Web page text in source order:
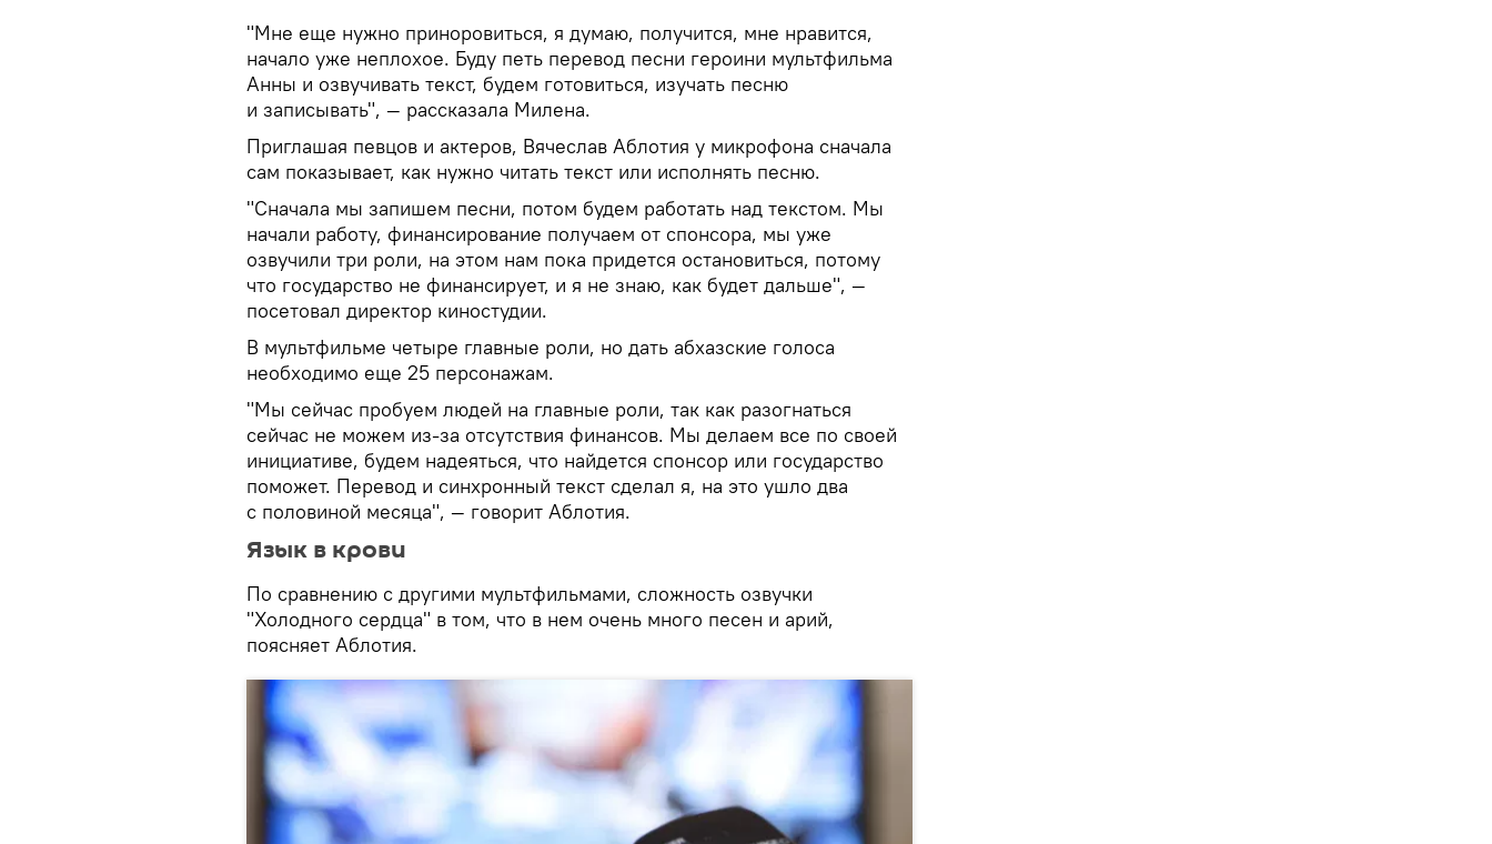
"Мне еще нужно приноровиться, я думаю, получится, мне нравится,
начало уже неплохое. Буду петь перевод песни героини мультфильма
Анны и озвучивать текст, будем готовиться, изучать песню
и записывать", — рассказала Милена.
Приглашая певцов и актеров, Вячеслав Аблотия у микрофона сначала
сам показывает, как нужно читать текст или исполнять песню.
"Сначала мы запишем песни, потом будем работать над текстом. Мы
начали работу, финансирование получаем от спонсора, мы уже
озвучили три роли, на этом нам пока придется остановиться, потому
что государство не финансирует, и я не знаю, как будет дальше", —
посетовал директор киностудии.
В мультфильме четыре главные роли, но дать абхазские голоса
необходимо еще 25 персонажам.
"Мы сейчас пробуем людей на главные роли, так как разогнаться
сейчас не можем из-за отсутствия финансов. Мы делаем все по своей
инициативе, будем надеяться, что найдется спонсор или государство
поможет. Перевод и синхронный текст сделал я, на это ушло два
с половиной месяца", — говорит Аблотия.
Язык в крови
По сравнению с другими мультфильмами, сложность озвучки
"Холодного сердца" в том, что в нем очень много песен и арий,
поясняет Аблотия.